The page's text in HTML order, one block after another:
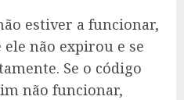
estiver a funcionar,
não expirou e se
Se o código
não funcionar,